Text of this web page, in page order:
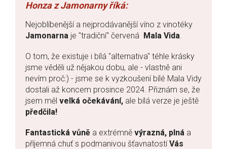
Nejoblíbenější a nejprodávanější víno z vinotéky
Jamonarna je "tradiční" červená Mala Vida.
O tom, že existuje i bílá "alternativa" téhle krásky
jsme věděli už nějakou dobu, ale - vlastně ani
nevím proč:) - jsme se k vyzkoušení bílé Mala Vidy
dostali až koncem prosince 2024. Přiznám se, že
jsem měl velká očekávání, ale bílá verze je ještě
předčila!
Fantastická vůně a extrémně výrazná, plná a
příjemná chuť s podmanivou šťavnatostíVás